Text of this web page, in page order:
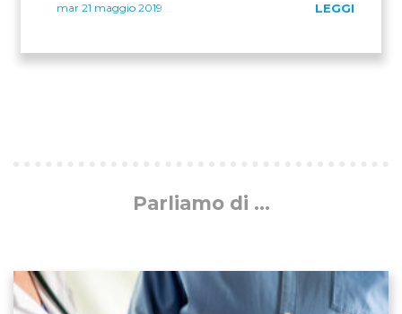
mar 21 maggio 2019 LEGGI
Parliamo di ...